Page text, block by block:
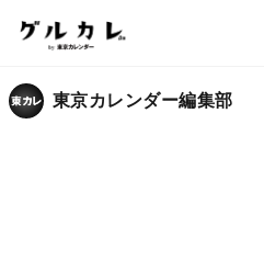
東京カレンダー編集部